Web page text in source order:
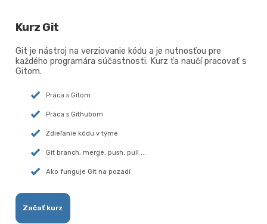
Kurz Git
Git je nástroj na verziovanie kódu a je nutnosťou pre
každého programára súčastnosti. Kurz ťa naučí pracovať s
Gitom.
Práca s Gitom
Práca s Githubom
Zdieľanie kódu v týme
Git branch, merge, push, pull ...
Ako funguje Git na pozadí
Začať kurz